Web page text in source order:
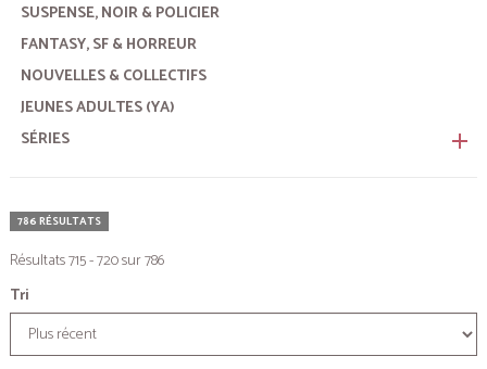
SUSPENSE, NOIR & POLICIER
FANTASY, SF & HORREUR
NOUVELLES & COLLECTIFS
JEUNES ADULTES (YA)
SÉRIES
remove
786 RÉSULTATS
Résultats 715 - 720 sur 786
Tri